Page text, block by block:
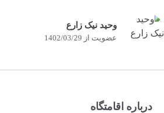
وحید نیک زارع
عضویت از 1402/03/29
درباره اقامتگاه